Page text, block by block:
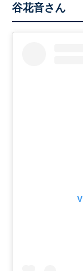
谷花音さん